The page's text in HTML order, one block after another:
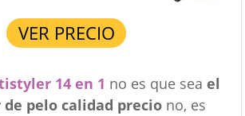
VER PRECIO
14 en 1 no es que sea el
pelo calidad preciono, es